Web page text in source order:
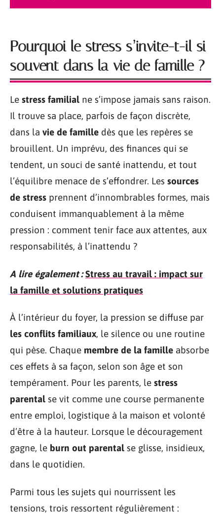
Pourquoi le stress s’invite-t-il si
souvent dans la vie de famille ?
Le stress familial ne s’impose jamais sans raison.
Il trouve sa place, parfois de façon discrète,
dans la vie de famille dès que les repères se
brouillent. Un imprévu, des finances qui se
tendent, un souci de santé inattendu, et tout
l’équilibre menace de s’effondrer. Les sources
de stress prennent d’innombrables formes, mais
conduisent immanquablement à la même
pression : comment tenir face aux attentes, aux
responsabilités, à l’inattendu ?
A lire également : Stress au travail : impact sur
la famille et solutions pratiques
À l’intérieur du foyer, la pression se diffuse par
les conflits familiaux, le silence ou une routine
qui pèse. Chaque membre de la famille absorbe
ces effets à sa façon, selon son âge et son
tempérament. Pour les parents, le stress
parental se vit comme une course permanente
entre emploi, logistique à la maison et volonté
d’être à la hauteur. Lorsque le découragement
gagne, le burn out parental se glisse, insidieux,
dans le quotidien.
Parmi tous les sujets qui nourrissent les
tensions, trois ressortent régulièrement :